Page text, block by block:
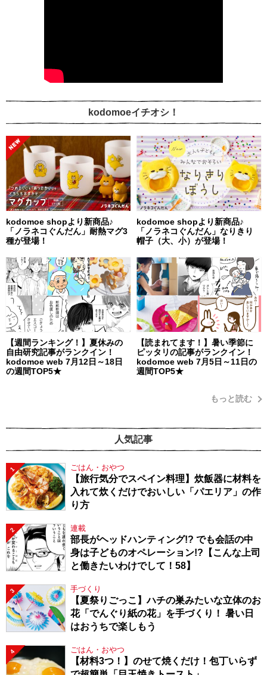
kodomoeイチオシ！
kodomoe shopより新商品♪
「ノラネコぐんだん」耐熱マグ3
種が登場！
kodomoe shopより新商品♪
「ノラネコぐんだん」なりきり
帽子（大、小）が登場！
【週間ランキング！】夏休みの
自由研究記事がランクイン！
kodomoe web 7月12日～18日
の週間TOP5★
【読まれてます！】暑い季節に
ピッタリの記事がランクイン！
kodomoe web 7月5日～11日の
週間TOP5★
もっと読む
人気記事
1 ごはん・おやつ
【旅行気分でスペイン料理】炊飯器に材料を
入れて炊くだけでおいしい「パエリア」の作
り方
2 連載
部長がヘッドハンティング!? でも会話の中
身は子どものオペレーション!?【こんな上司
と働きたいわけでして！58】
3 手づくり
【夏祭りごっこ】ハチの巣みたいな立体のお
花「でんぐり紙の花」を手づくり！ 暑い日
はおうちで楽しもう
4 ごはん・おやつ
【材料3つ！】のせて焼くだけ！包丁いらず